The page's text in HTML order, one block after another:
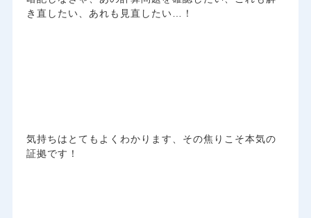
き直したい、あれも見直したい…！
気持ちはとてもよくわかります、その焦りこそ本気の
証拠です！